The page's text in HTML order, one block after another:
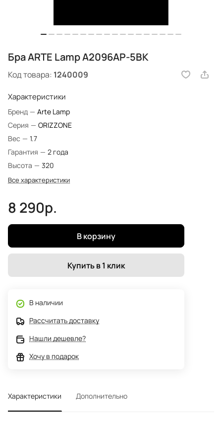
Бра ARTE Lamp A2096AP-5BK
Код товара: 1240009
Характеристики
Бренд — Arte Lamp
Серия — ORIZZONE
Вес — 1.7
Гарантия — 2 года
Высота — 320
Все характеристики
8 290р.
В корзину
Купить в 1 клик
В наличии
Рассчитать доставку
Нашли дешевле?
Хочу в подарок
Характеристики Дополнительно